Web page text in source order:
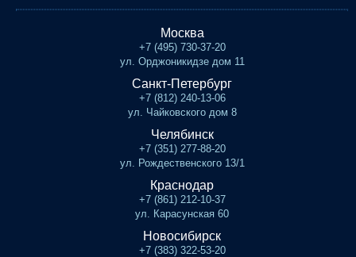
Москва
+7 (495) 730-37-20
ул. Орджоникидзе дом 11
Санкт-Петербург
+7 (812) 240-13-06
ул. Чайковского дом 8
Челябинск
+7 (351) 277-88-20
ул. Рождественского 13/1
Краснодар
+7 (861) 212-10-37
ул. Карасунская 60
Новосибирск
+7 (383) 322-53-20